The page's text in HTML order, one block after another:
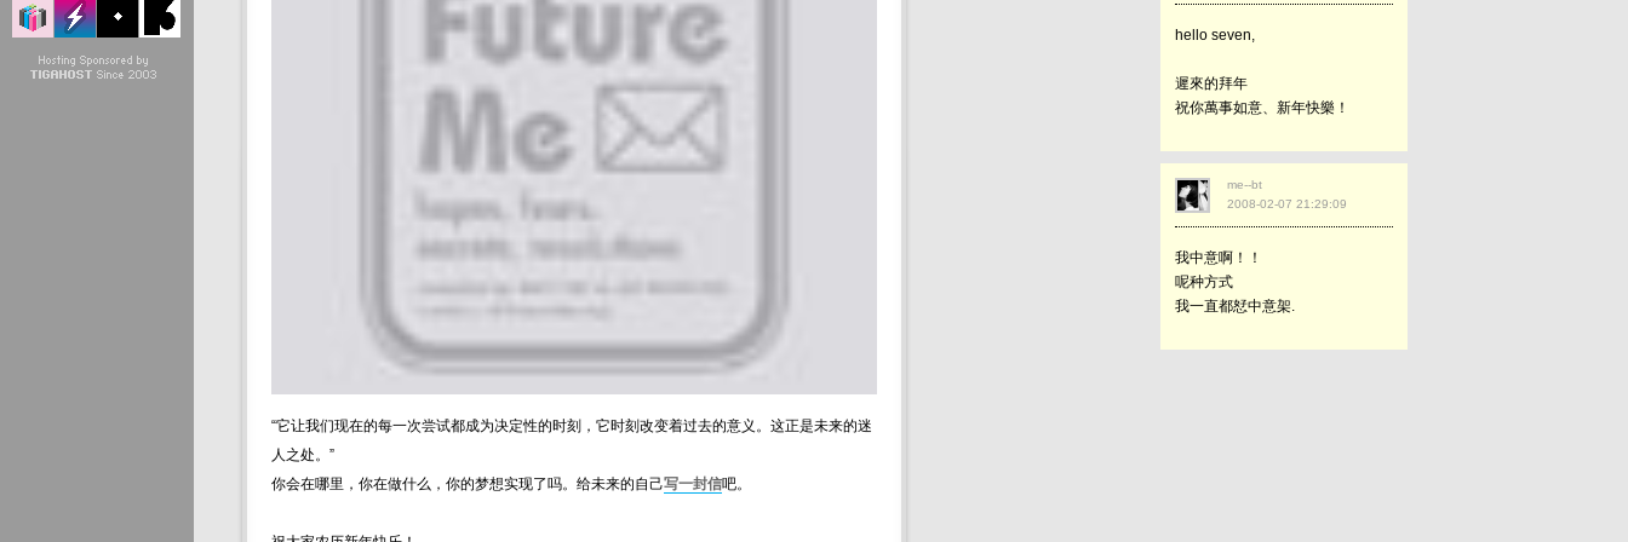
“它让我们现在的每一次尝试都成为决定性的时刻，它时刻改变着过去的意义。这正是未来的迷
人之处。”
你会在哪里，你在做什么，你的梦想实现了吗。给未来的自己写一封信吧。
hello seven,
遲來的拜年
祝你萬事如意、新年快樂！
我中意啊！！
呢种方式
我一直都恏中意架.
2008-02-07 21:29:09
me--bt